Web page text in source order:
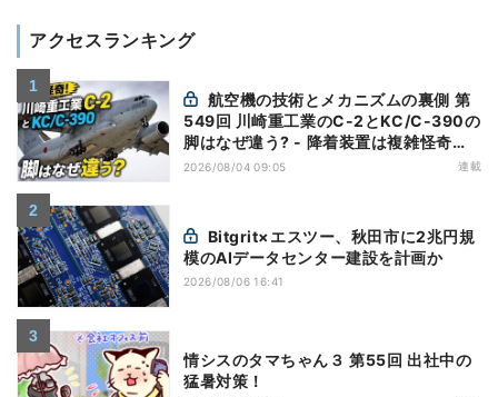
アクセスランキング
549回 川崎重工業のC-2とKC/C-390の
脚はなぜ違う? - 降着装置は複雑怪奇
(5)|軍用輸送機(10)
2026/08/04 09:05 連載
模のAIデータセンター建設を計画か
2026/08/06 16:41
情シスのタマちゃん３ 第55回 出社中の
猛暑対策！